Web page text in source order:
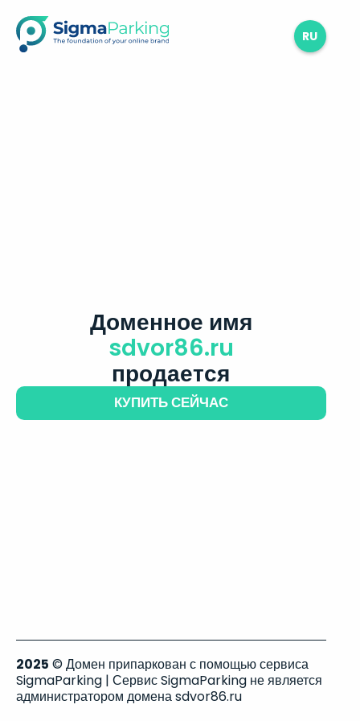
RU
Доменное имя
sdvor86.ru
продается
КУПИТЬ СЕЙЧАС
2025 © Домен припаркован с помощью сервиса
SigmaParking | Сервис SigmaParking не является
администратором домена sdvor86.ru